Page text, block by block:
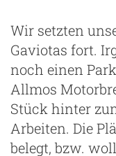
Wir setzten
Gaviotas fort.
noch einen
Allmos
Stück hinter
Arbeiten. Die
belegt, bzw.